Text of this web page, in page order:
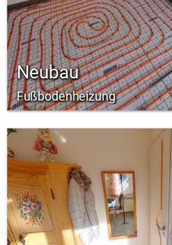
Neubau
Fußbodenheizung